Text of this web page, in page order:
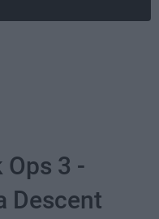
3 -
Descent